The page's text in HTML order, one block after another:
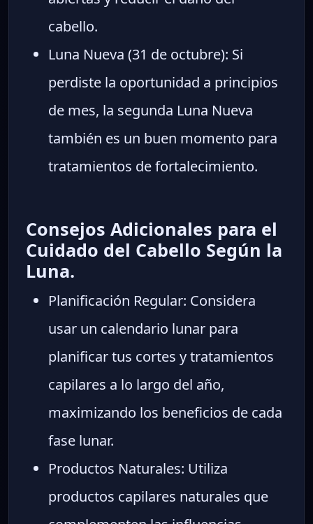
cabello.
Luna Nueva (31 de octubre): Si
perdiste la oportunidad a principios
de mes, la segunda Luna Nueva
también es un buen momento para
tratamientos de fortalecimiento.
Consejos Adicionales para el
Cuidado del Cabello Según la
Luna.
Planificación Regular: Considera
usar un calendario lunar para
planificar tus cortes y tratamientos
capilares a lo largo del año,
maximizando los beneficios de cada
fase lunar.
Productos Naturales: Utiliza
productos capilares naturales que